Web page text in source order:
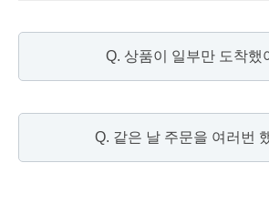
Q. 상품이 일부만 도착했
Q. 같은 날 주문을 여러번